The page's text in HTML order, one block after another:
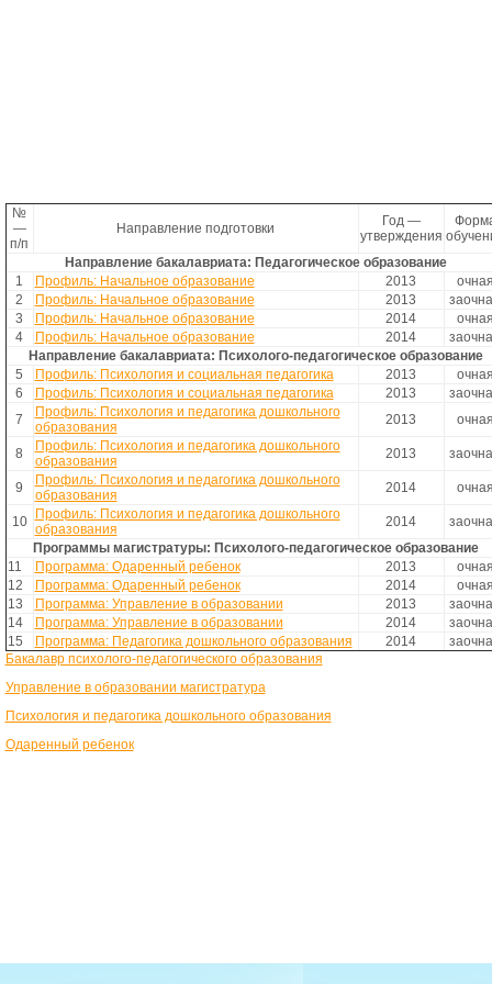
№
—
п/п
Направление подготовки
Год —
утверждения
Направление бакалавриата: Педагогическое образование
1
Профиль: Начальное образование 2013
очная
2
Профиль: Начальное образование 2013
3
Профиль: Начальное образование 2014
очная
4
Профиль: Начальное образование 2014
Направление бакалавриата: Психолого-педагогическое образование
5
Профиль: Психология и социальная педагогика 2013
очная
6
Профиль: Психология и социальная педагогика 2013
7
Профиль: Психология и педагогика дошкольного
образования
2013 очная
8
Профиль: Психология и педагогика дошкольного
образования
2013
9
Профиль: Психология и педагогика дошкольного
образования
2014 очная
10
Профиль: Психология и педагогика дошкольного
образования
2014
Программы магистратуры: Психолого-педагогическое образование
11
Программа: Одаренный ребенок 2013
очная
12
Программа: Одаренный ребенок 2014
очная
13
Программа: Управление в образовании 2013
14
Программа: Управление в образовании 2014
15
Программа: Педагогика дошкольного образования 2014
Бакалавр психолого-педагогического образования
Управление в образовании магистратура
Психология и педагогика дошкольного образования
Одаренный ребенок